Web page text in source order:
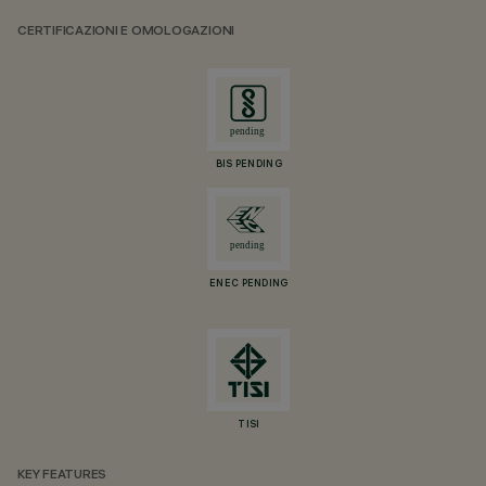
CERTIFICAZIONI E OMOLOGAZIONI
BIS PENDING
ENEC PENDING
TISI
KEY FEATURES